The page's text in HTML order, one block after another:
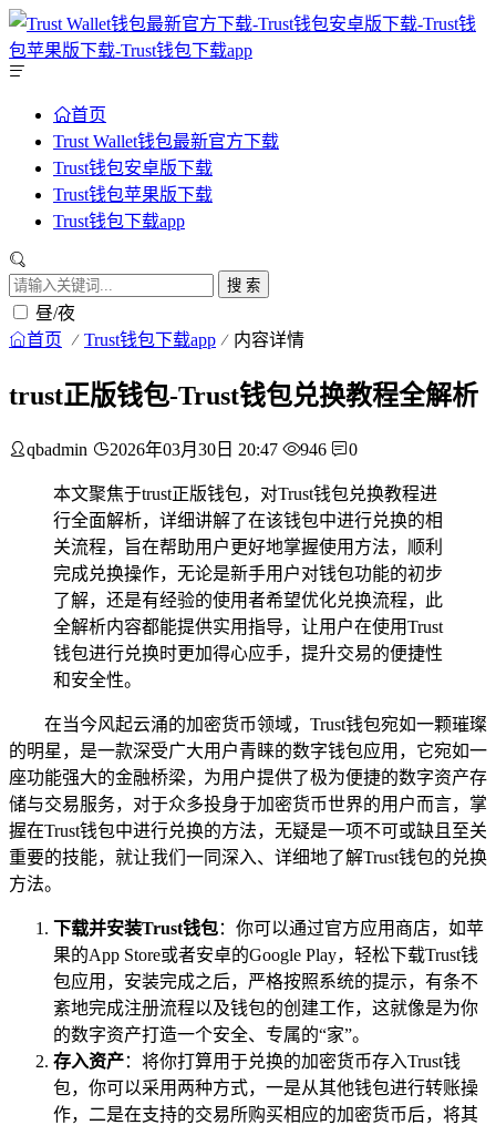
首页
Trust Wallet钱包最新官方下载
Trust钱包安卓版下载
Trust钱包苹果版下载
Trust钱包下载app
搜 索
昼/夜
首页 Trust钱包下载app 内容详情
trust正版钱包-Trust钱包兑换教程全解析
qbadmin 2026年03月30日 20:47 946 0
本文聚焦于trust正版钱包，对Trust钱包兑换教程进
行全面解析，详细讲解了在该钱包中进行兑换的相
关流程，旨在帮助用户更好地掌握使用方法，顺利
完成兑换操作，无论是新手用户对钱包功能的初步
了解，还是有经验的使用者希望优化兑换流程，此
全解析内容都能提供实用指导，让用户在使用Trust
钱包进行兑换时更加得心应手，提升交易的便捷性
和安全性。
在当今风起云涌的加密货币领域，Trust钱包宛如一颗璀璨
的明星，是一款深受广大用户青睐的数字钱包应用，它宛如一
座功能强大的金融桥梁，为用户提供了极为便捷的数字资产存
储与交易服务，对于众多投身于加密货币世界的用户而言，掌
握在Trust钱包中进行兑换的方法，无疑是一项不可或缺且至关
重要的技能，就让我们一同深入、详细地了解Trust钱包的兑换
方法。
下载并安装Trust钱包：你可以通过官方应用商店，如苹
果的App Store或者安卓的Google Play，轻松下载Trust钱
包应用，安装完成之后，严格按照系统的提示，有条不
紊地完成注册流程以及钱包的创建工作，这就像是为你
的数字资产打造一个安全、专属的“家”。
存入资产：将你打算用于兑换的加密货币存入Trust钱
包，你可以采用两种方式，一是从其他钱包进行转账操
作，二是在支持的交易所购买相应的加密货币后，将其